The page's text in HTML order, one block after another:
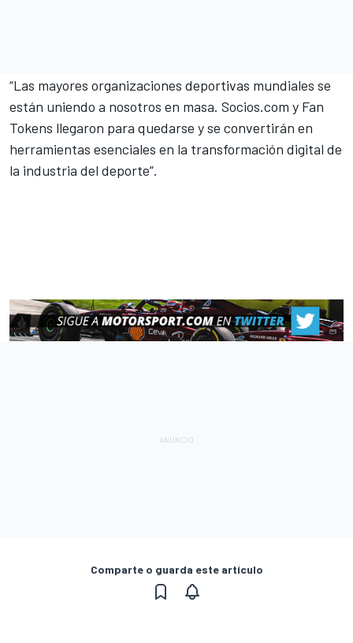
“Las mayores organizaciones deportivas mundiales se
están uniendo a nosotros en masa. Socios.com y Fan
Tokens llegaron para quedarse y se convertirán en
herramientas esenciales en la transformación digital de
la industria del deporte”.
Comparte o guarda este artículo